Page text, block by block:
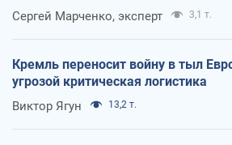
Сергей Марченко, эксперт 3,1 т.
Кремль переносит войну в тыл
угрозой критическая логистика
Виктор Ягун 13,2 т.